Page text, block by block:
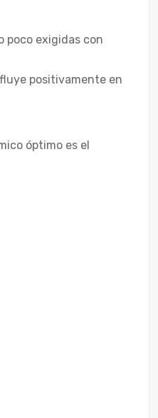
poco exigidas con
positivamente en
óptimo es el